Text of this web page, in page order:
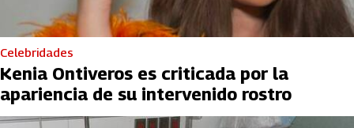
Celebridades
Kenia Ontiveros es criticada por la
apariencia de su intervenido rostro